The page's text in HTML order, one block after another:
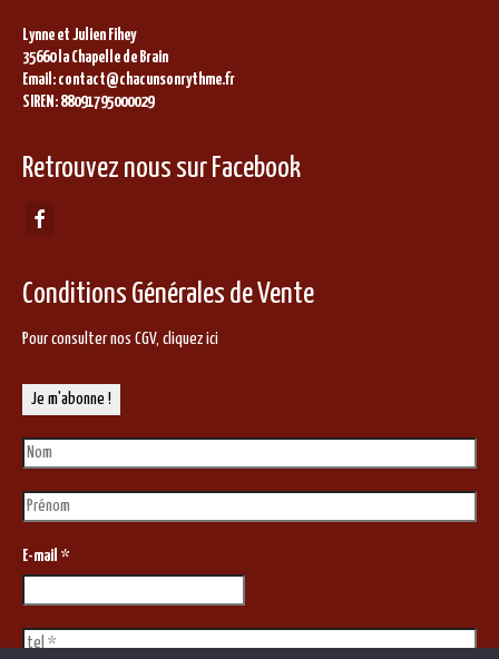
Lynne et Julien Fihey
35660 la Chapelle de Brain
Email: contact@chacunsonrythme.fr
SIREN: 88091795000029
Retrouvez nous sur Facebook
Conditions Générales de Vente
Pour consulter nos CGV, cliquez ici
E-mail *